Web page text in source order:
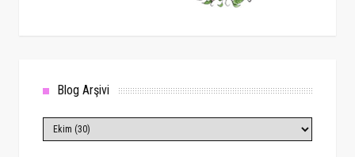
Blog Arşivi